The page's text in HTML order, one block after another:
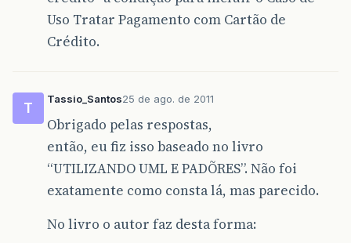
Uso Tratar Pagamento com Cartão de
Crédito.
T
Tassio_Santos25 de ago. de 2011
Obrigado pelas respostas,
então, eu fiz isso baseado no livro
“UTILIZANDO UML E PADÕRES”. Não foi
exatamente como consta lá, mas parecido.
No livro o autor faz desta forma: